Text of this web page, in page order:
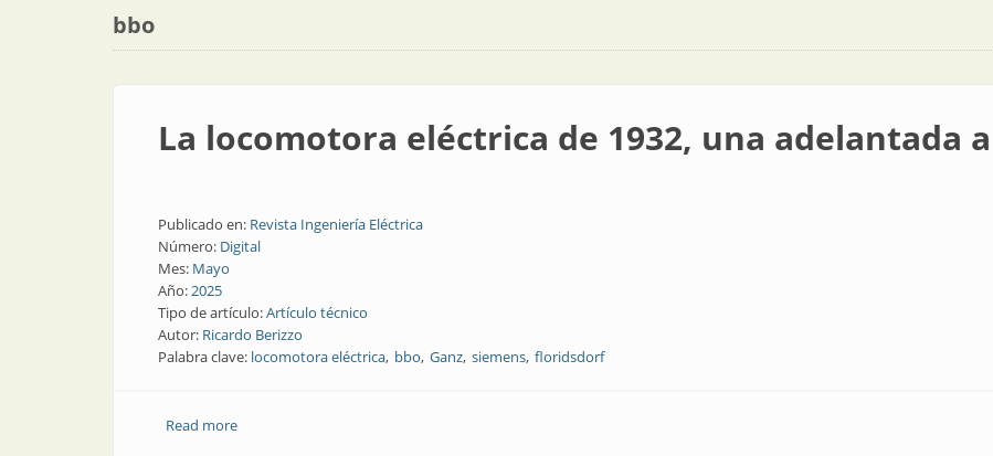
bbo
La locomotora eléctrica de 1932, una adelantada
Publicado en: Revista Ingeniería Eléctrica
Número: Digital
Mes: Mayo
Año:2025
Tipo de artículo:Artículo técnico
Autor: Ricardo Berizzo
Palabra clave: locomotora eléctrica bbo Ganz siemens floridsdorf
Read moreabout La locomotora eléctrica de 1932, una adelantada a la época